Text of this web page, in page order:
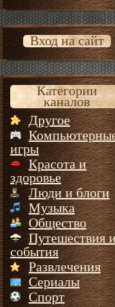
Вход на сайт
Категории
каналов
Другое
игры
Красота и
здоровье
Люди и блоги
Музыка
Общество
Путешествия
события
Развлечения
Сериалы
Спорт